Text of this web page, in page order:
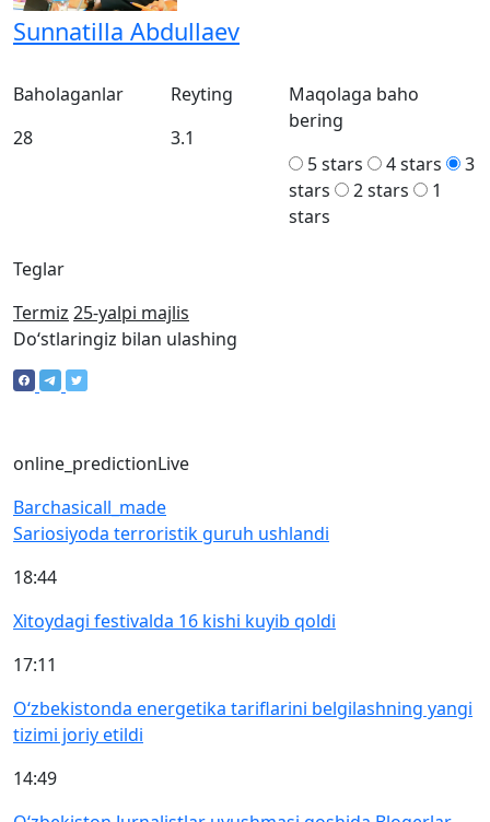
Sunnatilla Abdullaev
Teglar
Termiz 25-yalpi majlis
Baholaganlar
28
Reyting
3.1
Maqolaga baho
bering
5 stars
4 stars
3
stars
2 stars
1
stars
Doʻstlaringiz bilan ulashing
online_predictionLive
Barchasicall_made
Sariosiyoda terroristik guruh ushlandi
18:44
Xitoydagi festivalda 16 kishi kuyib qoldi
17:11
O‘zbekistonda energetika tariflarini belgilashning yangi
tizimi joriy etildi
14:49